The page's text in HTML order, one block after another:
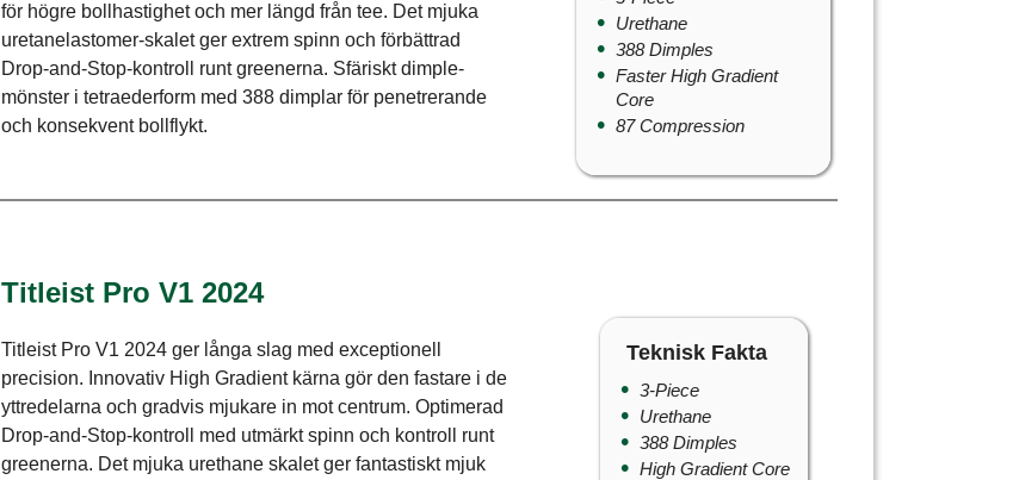
för högre bollhastighet och mer längd från tee. Det mjuka
uretanelastomer-skalet ger extrem spinn och förbättrad
Drop-and-Stop-kontroll runt greenerna. Sfäriskt dimple-
mönster i tetraederform med 388 dimplar för penetrerande
och konsekvent bollflykt.
Urethane
388 Dimples
Faster High Gradient
Core
87 Compression
Titleist Pro V1 2024
Titleist Pro V1 2024 ger långa slag med exceptionell
precision. Innovativ High Gradient kärna gör den fastare i de
yttredelarna och gradvis mjukare in mot centrum. Optimerad
Drop-and-Stop-kontroll med utmärkt spinn och kontroll runt
greenerna. Det mjuka urethane skalet ger fantastiskt mjuk
Teknisk Fakta
3-Piece
Urethane
388 Dimples
High Gradient Core